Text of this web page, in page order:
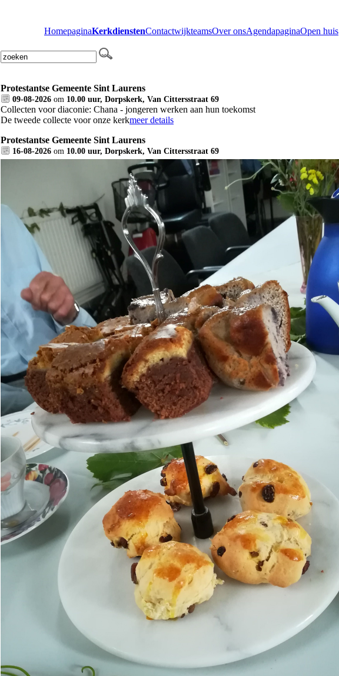
HomepaginaKerkdienstenContactwijkteamsOver onsAgendapaginaOpen huis
Protestantse Gemeente Sint Laurens
09-08-2026 om 10.00 uur, Dorpskerk, Van Cittersstraat 69
Collecten voor diaconie: Chana - jongeren werken aan hun toekomst
De tweede collecte voor onze kerkmeer details
Protestantse Gemeente Sint Laurens
16-08-2026 om 10.00 uur, Dorpskerk, Van Cittersstraat 69